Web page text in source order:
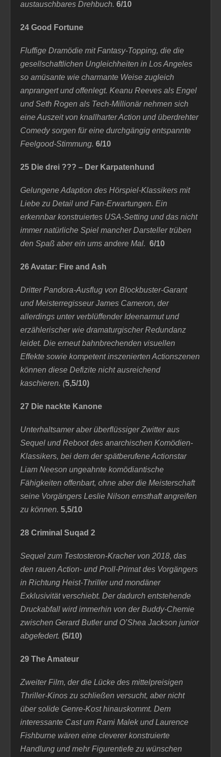
austauschbares Drehbuch. 6/10
24 Good Fortune
Fluffige Dramödie mit Fantasy-Topping, die die
gesellschaftlichen Ungleichheiten in Los Angeles
so amüsante wie charmante Weise zugleich
anprangert und offenlegt. Keanu Reeves als Engel
und Seth Rogen als Tech-Millionär nehmen sich
eine Auszeit von knallharter Action und überdrehter
Comedy sorgen für eine durchgängig entspannte
Feelgood-Stimmung. 6/10
25 Die drei ??? – Der Karpatenhund
Gelungene Adaption des Hörspiel-Klassikers mit
Liebe zu Detail und Fan-Erwartungen. Ein
erkennbar konstruiertes USA-Setting und das nicht
immer natürliche Spiel mancher Darsteller trüben
den Spaß aber ein ums andere Mal. 6/10
26 Avatar: Fire and Ash
Dritter Pandora-Ausflug von Blockbuster-Garant
und Meisterregisseur James Cameron, der
allerdings unter verblüffender Ideenarmut und
erzählerischer wie dramaturgischer Redundanz
leidet. Die erneut bahnbrechenden visuellen
Effekte sowie kompetent inszenierten Actionszenen
können diese Defizite nicht ausreichend
kaschieren. (5,5/10)
27 Die nackte Kanone
Unterhaltsamer aber überflüssiger Zwitter aus
Sequel und Reboot des anarchischen Komödien-
Klassikers, bei dem der spätberufene Actionstar
Liam Neeson ungeahnte komödiantische
Fähigkeiten offenbart, ohne aber die Meisterschaft
seine Vorgängers Leslie Nilson ernsthaft angreifen
zu können. 5,5/10
28 Criminal Suqad 2
Sequel zum Testosteron-Kracher von 2018, das
den rauen Action- und Proll-Primat des Vorgängers
in Richtung Heist-Thriller und mondäner
Exklusivität verschiebt. Der dadurch entstehende
Druckabfall wird immerhin von der Buddy-Chemie
zwischen Gerard Butler und O’Shea Jackson junior
abgefedert. (5/10)
29 The Amateur
Zweiter Film, der die Lücke des mittelpreisigen
Thriller-Kinos zu schließen versucht, aber nicht
über solide Genre-Kost hinauskommt. Dem
interessante Cast um Rami Malek und Laurence
Fishburne wären eine cleverer konstruierte
Handlung und mehr Figurentiefe zu wünschen